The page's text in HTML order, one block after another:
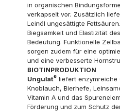
in organischen
verkapselt vor. Zusätzlich
Leinöl ungesättigte
Biegsamkeit und Elastizität
Bedeutung. Funktionelle
sorgen zudem für eine
und eine verbesserte
BIOTINPRODUKTION
Ungulat® liefert enzymreiche
Knoblauch, Bierhefe,
Vitamin A und das
Förderung und zum Schutz